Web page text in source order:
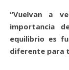
“Vuelvan a
importancia
equilibrio es
diferente para